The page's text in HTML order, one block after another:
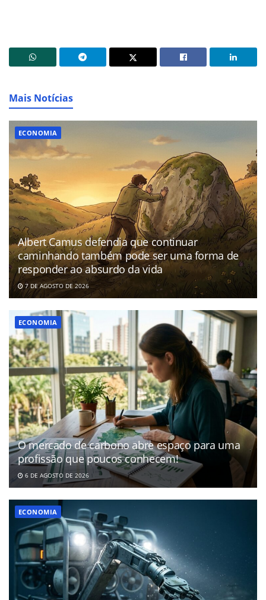
Mais Notícias
ECONOMIA
Albert Camus defendia que continuar
caminhando também pode ser uma forma de
responder ao absurdo da vida
7 DE AGOSTO DE 2026
ECONOMIA
O mercado de carbono abre espaço para uma
profissão que poucos conhecem!
6 DE AGOSTO DE 2026
ECONOMIA